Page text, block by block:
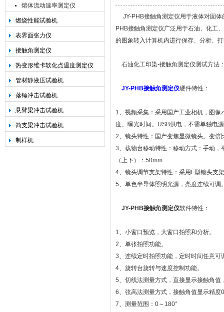
熔体流动速率测定仪
燃烧性能试验机
表界面张力仪
接触角测定仪
热变形维卡软化点温度测定仪
管材静液压试验机
落锤冲击试验机
悬臂梁冲击试验机
简支梁冲击试验机
制样机
JY-PHB接触角测定仪用于液体对固体
PHB接触角测定仪广泛用于石油、化工
的图象转入计算机内进行保存、分析、
石油化工印染-接触角测定仪测试方法
JY-PHB接触角测定仪硬件特性：
1、视频采集：采用国产工业相机，图
度、曝光时间。USB供电，不需单独电
2、镜头特性：国产变焦显微镜头。变
3、载物台移动特性：移动方式：手动
（上下）：50mm
4、镜头调节支架特性：采用F型镜头支
5、单色半导体照明光源，亮度连续可调
JY-PHB接触角测定仪软件特性：
1、小窗口预览，大窗口拍照和分析。
2、单张拍照功能。
3、连续定时拍照功能，定时时间任意可
4、旋转台旋转与速度控制功能。
5、切线法测量方式，直接显示接触角值
6、弦高法测量方式，接触角值显示精度
7、测量范围：0～180°